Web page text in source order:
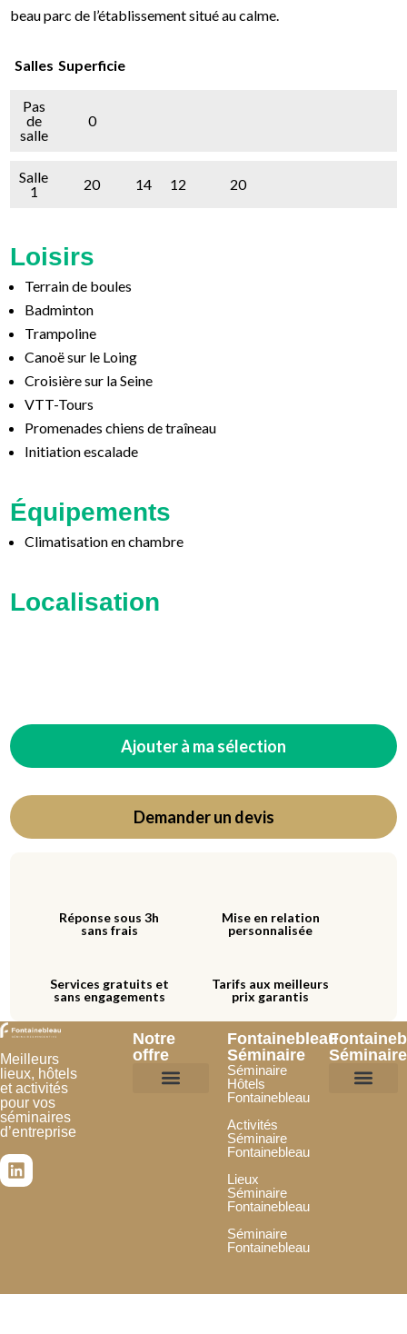
beau parc de l’établissement situé au calme.
Salles Superficie
Pas
de
salle
0
Salle
1
20 14 12 20
Loisirs
Terrain de boules
Badminton
Trampoline
Canoë sur le Loing
Croisière sur la Seine
VTT-Tours
Promenades chiens de traîneau
Initiation escalade
Équipements
Climatisation en chambre
Localisation
Ajouter à ma sélection
Demander un devis
Réponse sous 3h
sans frais
Mise en relation
personnalisée
Services gratuits et
sans engagements
Tarifs aux meilleurs
prix garantis
Meilleurs
lieux, hôtels
et activités
pour vos
séminaires
d’entreprise
Notre
offre
Fontainebleau
Séminaire
Séminaire
Hôtels
Fontainebleau
Activités
Séminaire
Fontainebleau
Lieux
Séminaire
Fontainebleau
Séminaire
Fontainebleau
Séminaire